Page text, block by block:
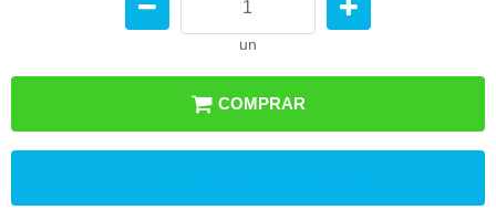
un
COMPRAR